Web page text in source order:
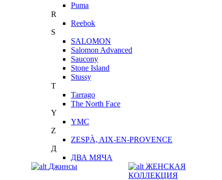
Puma
R
Reebok
S
SALOMON
Salomon Advanced
Saucony
Stone Island
Stussy
T
Tarrago
The North Face
Y
YMC
Z
ZESPÀ, AIX-EN-PROVENCE
Д
ДВА МЯЧА
Джинсы
ЖЕНСКАЯ
КОЛЛЕКЦИЯ